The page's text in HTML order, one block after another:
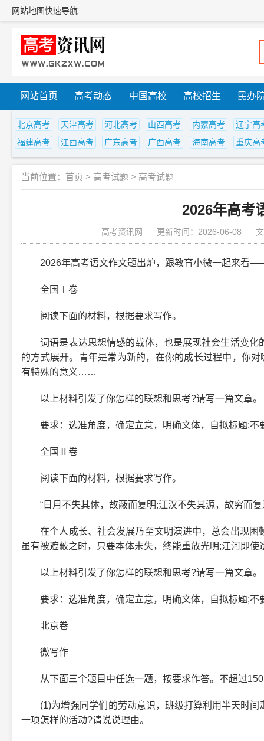
网站地图快速导航
网站首页 高考动态 中国高校 高校招生 民办
北京高考 天津高考 河北高考 山西高考 内蒙高考
辽宁高
福建高考
江西高考 广东高考 广西高考 海南高考 重庆高
当前位置： 首页 > 高考试题 > 高考试题
2026年高考
高考资讯网 更新时间：2026-06-08
2026年高考语文作文题出炉，跟教育小微一起来看
全国Ⅰ卷
阅读下面的材料，根据要求写作。
词语是表达思想情感的载体，也是展现社会生活变化
的方式展开。青年是常为新的，在你的成长过程中，你
有特殊的意义……
以上材料引发了你怎样的联想和思考?请写一篇文章。
要求：选准角度，确定立意，明确文体，自拟标题;不
全国Ⅱ卷
阅读下面的材料，根据要求写作。
“日月不失其体，故蔽而复明;江汉不失其源，故穷而复
在个人成长、社会发展乃至文明演进中，总会出现困
虽有被遮蔽之时，只要本体未失，终能重放光明;江河即
以上材料引发了你怎样的联想和思考?请写一篇文章。
要求：选准角度，确定立意，明确文体，自拟标题;不
北京卷
微写作
从下面三个题目中任选一题，按要求作答。不超过150
(1)为增强同学们的劳动意识，班级打算利用半天时间
一项怎样的活动?请说说理由。